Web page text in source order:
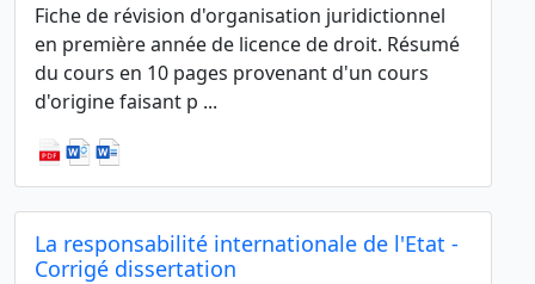
Fiche de révision d'organisation juridictionnel
en première année de licence de droit. Résumé
du cours en 10 pages provenant d'un cours
d'origine faisant p ...
La responsabilité internationale de l'Etat -
Corrigé dissertation